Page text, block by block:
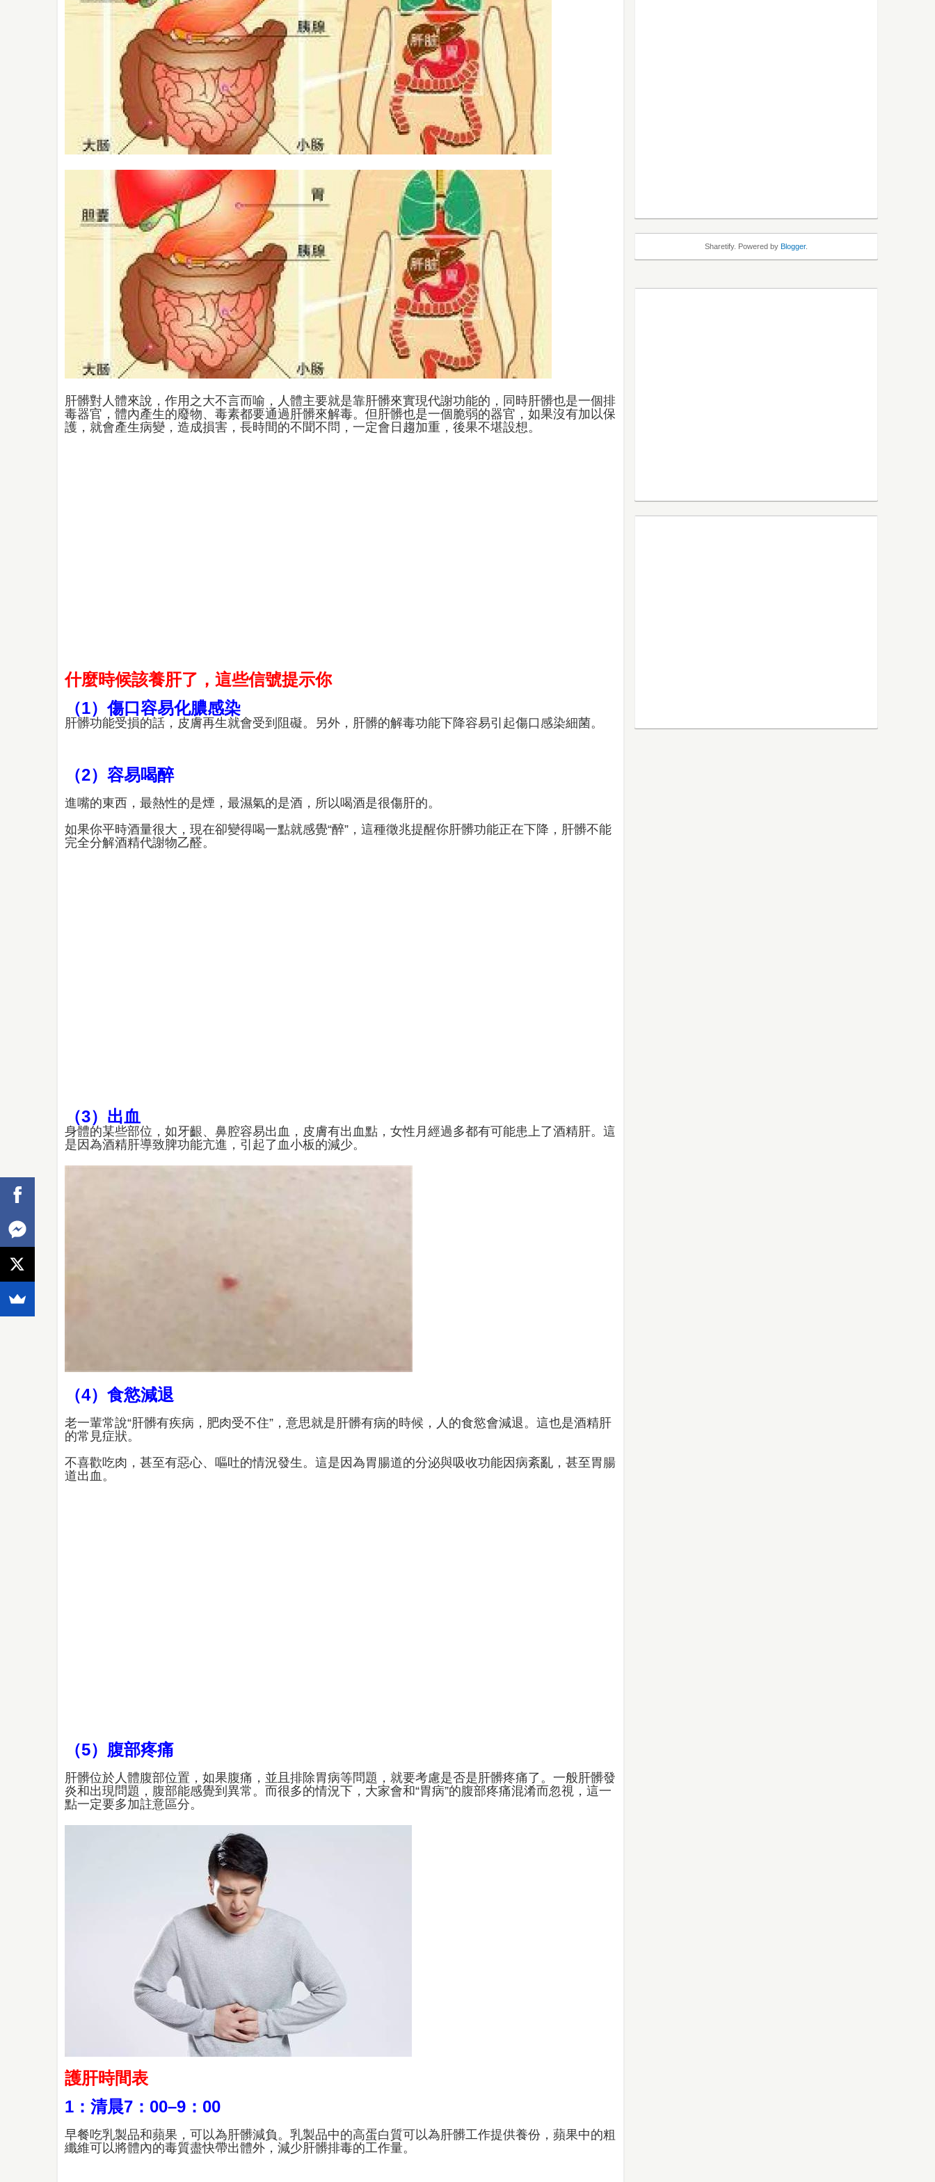
肝髒對人體來說，作用之大不言而喻，人體主要就是靠肝髒來實現代謝功能的，同時肝髒也是一個排
毒器官，體內產生的廢物、毒素都要通過肝髒來解毒。但肝髒也是一個脆弱的器官，如果沒有加以保
護，就會產生病變，造成損害，長時間的不聞不問，一定會日趨加重，後果不堪設想。
什麼時候該養肝了，這些信號提示你
（1）傷口容易化膿感染
肝髒功能受損的話，皮膚再生就會受到阻礙。另外，肝髒的解毒功能下降容易引起傷口感染細菌。
（2）容易喝醉
進嘴的東西，最熱性的是煙，最濕氣的是酒，所以喝酒是很傷肝的。
如果你平時酒量很大，現在卻變得喝一點就感覺“醉”，這種徵兆提醒你肝髒功能正在下降，肝髒不能
完全分解酒精代謝物乙醛。
（3）出血
身體的某些部位，如牙齦、鼻腔容易出血，皮膚有出血點，女性月經過多都有可能患上了酒精肝。這
是因為酒精肝導致脾功能亢進，引起了血小板的減少。
（4）食慾減退
老一輩常說“肝髒有疾病，肥肉受不住”，意思就是肝髒有病的時候，人的食慾會減退。這也是酒精肝
的常見症狀。
不喜歡吃肉，甚至有惡心、嘔吐的情況發生。這是因為胃腸道的分泌與吸收功能因病紊亂，甚至胃腸
道出血。
（5）腹部疼痛
肝髒位於人體腹部位置，如果腹痛，並且排除胃病等問題，就要考慮是否是肝髒疼痛了。一般肝髒發
炎和出現問題，腹部能感覺到異常。而很多的情況下，大家會和“胃病”的腹部疼痛混淆而忽視，這一
點一定要多加註意區分。
護肝時間表
1：清晨7：00–9：00
早餐吃乳製品和蘋果，可以為肝髒減負。乳製品中的高蛋白質可以為肝髒工作提供養份，蘋果中的粗
纖維可以將體內的毒質盡快帶出體外，減少肝髒排毒的工作量。
Sharetify. Powered by Blogger.